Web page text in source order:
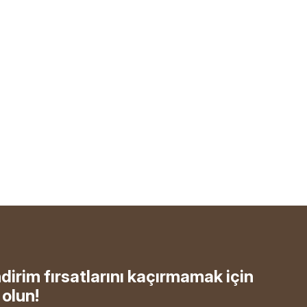
fırsatlarını kaçırmamak için